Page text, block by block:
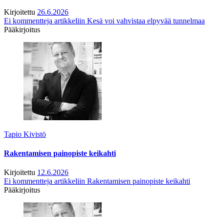
Kirjoitettu 26.6.2026
Ei kommentteja artikkeliin Kesä voi vahvistaa elpyvää tunnelmaa
Pääkirjoitus
Tapio Kivistö
Rakentamisen painopiste keikahti
Kirjoitettu 12.6.2026
Ei kommentteja artikkeliin Rakentamisen painopiste keikahti
Pääkirjoitus